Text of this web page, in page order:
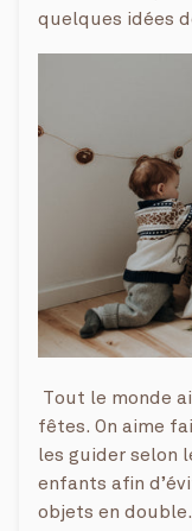
quelques idées
Tout le monde
fêtes. On aime
les guider selon
enfants afin
objets en double.